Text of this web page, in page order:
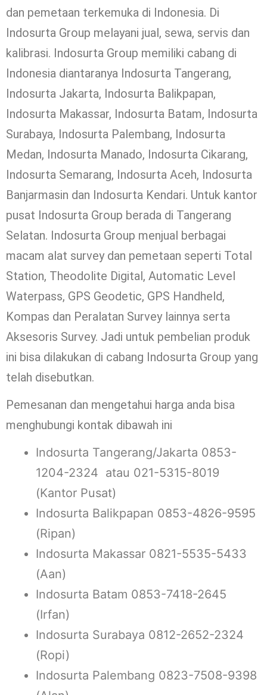
dan pemetaan terkemuka di Indonesia. Di
Indosurta Group melayani jual, sewa, servis dan
kalibrasi. Indosurta Group memiliki cabang di
Indonesia diantaranya Indosurta Tangerang,
Indosurta Jakarta, Indosurta Balikpapan,
Indosurta Makassar, Indosurta Batam, Indosurta
Surabaya, Indosurta Palembang, Indosurta
Medan, Indosurta Manado, Indosurta Cikarang,
Indosurta Semarang, Indosurta Aceh, Indosurta
Banjarmasin dan Indosurta Kendari. Untuk kantor
pusat Indosurta Group berada di Tangerang
Selatan. Indosurta Group menjual berbagai
macam alat survey dan pemetaan seperti Total
Station, Theodolite Digital, Automatic Level
Waterpass, GPS Geodetic, GPS Handheld,
Kompas dan Peralatan Survey lainnya serta
Aksesoris Survey. Jadi untuk pembelian produk
ini bisa dilakukan di cabang Indosurta Group yang
telah disebutkan.
Pemesanan dan mengetahui harga anda bisa
menghubungi kontak dibawah ini
Indosurta Tangerang/Jakarta 0853-
1204-2324 atau 021-5315-8019
(Kantor Pusat)
Indosurta Balikpapan 0853-4826-9595
(Ripan)
Indosurta Makassar 0821-5535-5433
(Aan)
Indosurta Batam 0853-7418-2645
(Irfan)
Indosurta Surabaya 0812-2652-2324
(Ropi)
Indosurta Palembang 0823-7508-9398